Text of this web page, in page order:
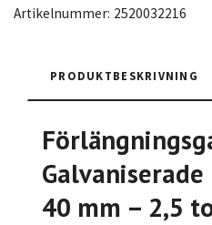
Artikelnummer: 2520032216
PRODUKTBESKRIVNING
40 mm – 2,5